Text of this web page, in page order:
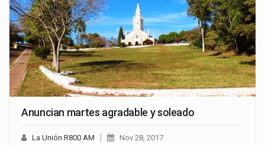
Anuncian martes agradable y soleado
La Unión R800 AM Nov 28, 2017